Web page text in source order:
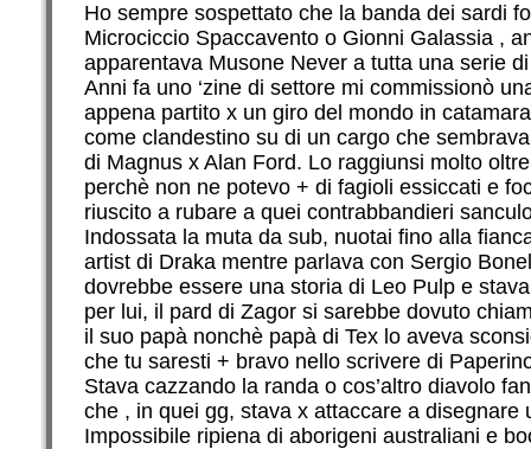
Ho sempre sospettato che la banda dei sardi
Microciccio Spaccavento o Gionni Galassia ,
apparentava Musone Never a tutta una serie
Anni fa uno ‘zine di settore mi commissionò
appena partito x un giro del mondo in
come clandestino su di un cargo che
di Magnus x Alan Ford. Lo raggiunsi molto
perchè non ne potevo + di fagioli essiccati e
riuscito a rubare a quei contrabbandieri
Indossata la muta da sub, nuotai fino alla
artist di Draka mentre parlava con Sergio
dovrebbe essere una storia di Leo Pulp e
per lui, il pard di Zagor si sarebbe dovuto
il suo papà nonchè papà di Tex lo aveva
che tu saresti + bravo nello scrivere di
Stava cazzando la randa o cos’altro diavolo
che , in quei gg, stava x attaccare a disegnare
Impossibile ripiena di aborigeni australiani e